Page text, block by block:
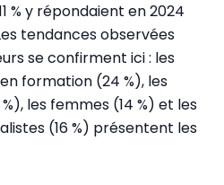
% y répondaient en 2024
tendances observées
se confirment ici : les
formation (24 %), les
les femmes (14 %) et les
(16 %) présentent les